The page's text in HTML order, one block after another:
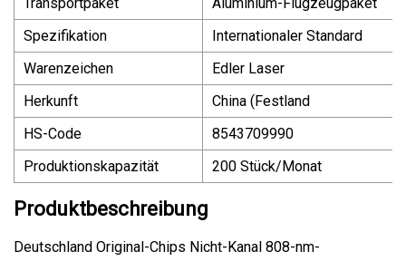
Spezifikation
Internationaler Standard
Warenzeichen
Edler Laser
Herkunft
China (Festland
HS-Code
8543709990
Produktionskapazität
200 Stück/Monat
Produktbeschreibung
Deutschland Original-Chips Nicht-Kanal 808-nm-